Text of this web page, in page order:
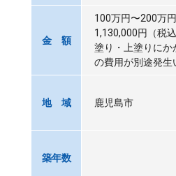
金 額
100万円〜200万
1,130,000円（税
塗り・上塗りにか
の費用が別途発生
地 域 鹿児島市
築年数